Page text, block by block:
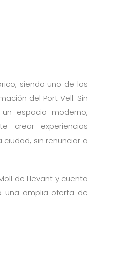
siendo uno de los
del Port Vell. Sin
espacio moderno,
crear experiencias
sin renunciar a
de Llevant y cuenta
una amplia oferta de